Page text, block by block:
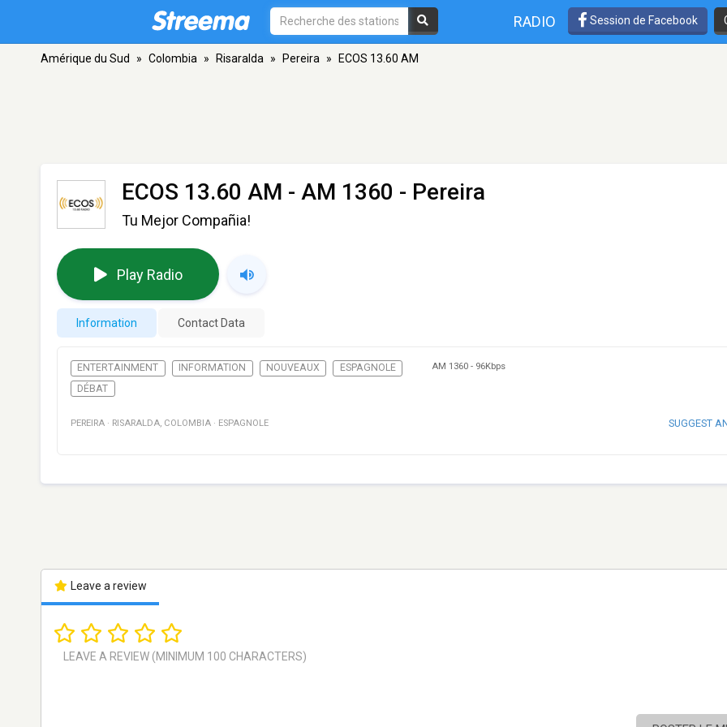
RADIO Session de Facebook
Amérique du Sud » Colombia » Risaralda » Pereira » ECOS 13.60 AM
ECOS 13.60 AM - AM 1360 - Pereira
Tu Mejor Compañia!
Play Radio
Information Contact Data
ENTERTAINMENT INFORMATION NOUVEAUX
ESPAGNOLE
DÉBAT
AM 1360 - 96Kbps
PEREIRA · RISARALDA, COLOMBIA · ESPAGNOLE SUGGEST
Leave a review